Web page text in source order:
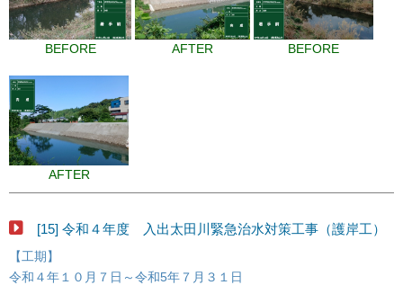
BEFORE AFTER BEFORE
AFTER
[15] 令和４年度 入出太田川緊急治水対策工事（護岸工）
【工期】
令和４年１０月７日～令和5年７月３１日